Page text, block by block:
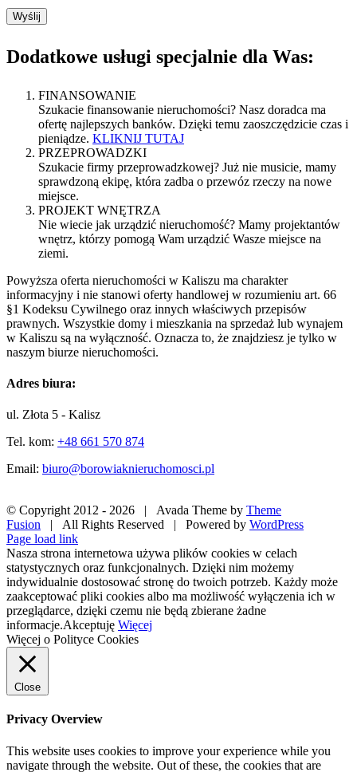
Wyślij
Dodatkowe usługi specjalnie dla Was:
FINANSOWANIE
Szukacie finansowanie nieruchomości? Nasz doradca ma
ofertę najlepszych banków. Dzięki temu zaoszczędzicie czas i
pieniądze. KLIKNIJ TUTAJ
PRZEPROWADZKI
Szukacie firmy przeprowadzkowej? Już nie musicie, mamy
sprawdzoną ekipę, która zadba o przewóz rzeczy na nowe
miejsce.
PROJEKT WNĘTRZA
Nie wiecie jak urządzić nieruchomość? Mamy projektantów
wnętrz, którzy pomogą Wam urządzić Wasze miejsce na
ziemi.
Powyższa oferta nieruchomości w Kaliszu ma charakter
informacyjny i nie stanowi oferty handlowej w rozumieniu art. 66
§1 Kodeksu Cywilnego oraz innych właściwych przepisów
prawnych. Wszystkie domy i mieszkania na sprzedaż lub wynajem
w Kaliszu są na wyłączność. Oznacza to, że znajdziesz je tylko w
naszym biurze nieruchomości.
Adres biura:
ul. Złota 5 - Kalisz
Tel. kom: +48 661 570 874
Email: biuro@borowiaknieruchomosci.pl
© Copyright 2012 - 2026 | Avada Theme by Theme
Fusion | All Rights Reserved | Powered by WordPress
Facebook
X
Pinterest
Instagram
Page load link
Nasza strona internetowa używa plików cookies w celach
statystycznych oraz funkcjonalnych. Dzięki nim możemy
indywidualnie dostosować stronę do twoich potrzeb. Każdy może
zaakceptować pliki cookies albo ma możliwość wyłączenia ich w
przeglądarce, dzięki czemu nie będą zbierane żadne
informacje.Akceptuję Więcej
Więcej o Polityce Cookies
Close
Privacy Overview
This website uses cookies to improve your experience while you
navigate through the website. Out of these, the cookies that are